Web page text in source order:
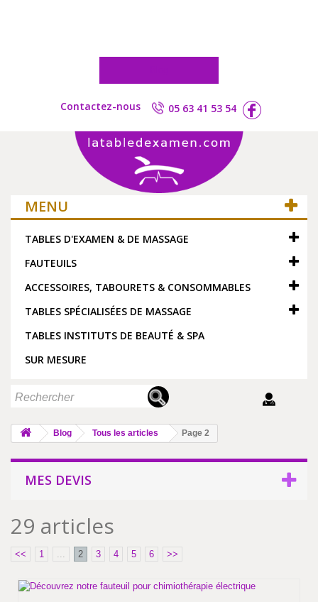
Contactez-nous 05 63 41 53 54
MENU
TABLES D'EXAMEN & DE MASSAGE
FAUTEUILS
ACCESSOIRES, TABOURETS & CONSOMMABLES
TABLES SPÉCIALISÉES DE MASSAGE
TABLES INSTITUTS DE BEAUTÉ & SPA
SUR MESURE
Blog Tous les articles Page 2
MES DEVIS
29 articles
<< 1 ... 2 3 4 5 6 >>